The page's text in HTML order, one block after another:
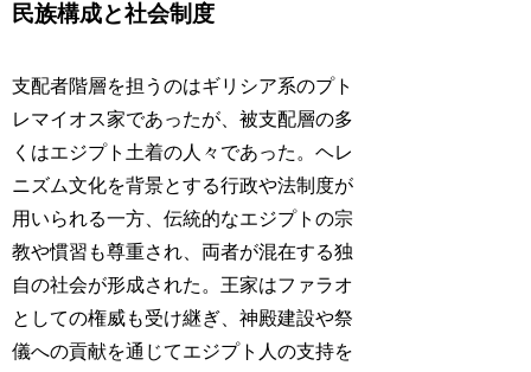
民族構成と社会制度
支配者階層を担うのはギリシア系のプト
レマイオス家であったが、被支配層の多
くはエジプト土着の人々であった。ヘレ
ニズム文化を背景とする行政や法制度が
用いられる一方、伝統的なエジプトの宗
教や慣習も尊重され、両者が混在する独
自の社会が形成された。王家はファラオ
としての権威も受け継ぎ、神殿建設や祭
儀への貢献を通じてエジプト人の支持を